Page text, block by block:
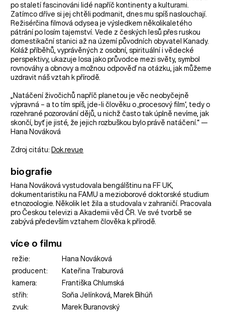
po staletí fascinováni lidé napříč kontinenty a kulturami.
Zatímco dříve si jej chtěli podmanit, dnes mu spíš naslouchají.
Režisérčina filmová odysea je výsledkem několikaletého
pátrání po losím tajemství. Vede z českých lesů přes ruskou
domestikační stanici až na území původních obyvatel Kanady.
Koláž příběhů, vyprávěných z osobní, spirituální i vědecké
perspektivy, ukazuje losa jako průvodce mezi světy, symbol
rovnováhy a obnovy a možnou odpověď na otázku, jak můžeme
uzdravit náš vztah k přírodě.
„Natáčení živočichů napříč planetou je věc neobyčejně
výpravná – a to tím spíš, jde-li člověku o ‚procesový film‘, tedy o
rozehrané pozorování dějů, u nichž často tak úplně nevíme, jak
skončí, byť je jisté, že jejich rozbuškou bylo právě natáčení.“ —
Hana Nováková
Zdroj citátu: Dok.revue
biografie
Hana Nováková vystudovala bengálštinu na FF UK,
dokumentaristiku na FAMU a mezioborové doktorské studium
etnozoologie. Několik let žila a studovala v zahraničí. Pracovala
pro Českou televizi a Akademii věd ČR. Ve své tvorbě se
zabývá především vztahem člověka k přírodě.
více o filmu
režie:
Hana Nováková
producent:
Kateřina Traburová
kamera:
Františka Chlumská
střih:
Soňa Jelínková, Marek Bihúň
zvuk:
Marek Buranovský